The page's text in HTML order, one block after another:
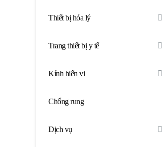
Thiết bị hóa lý
Trang thiết bị y tế
Kính hiển vi
Chống rung
Dịch vụ